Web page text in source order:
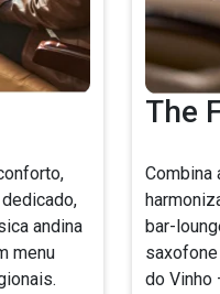
andina
menu
The
Combina
bar-
do Vinho